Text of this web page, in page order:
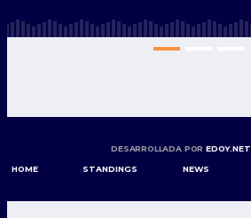
DESARROLLADA POR EDOY.NET
HOME STANDINGS NEWS